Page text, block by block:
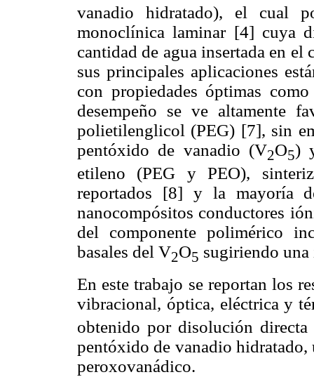
vanadio hidratado), el cual
monoclínica laminar [4] cuya
cantidad de agua insertada en
sus principales aplicaciones
con propiedades óptimas
desempeño se ve altamente
polietilenglicol (PEG) [7], sin
pentóxido de vanadio (V2O5)
etileno (PEG y PEO),
reportados [8] y la mayoría
nanocompósitos conductores
del componente polimérico
basales del V2O5 sugiriendo
En este trabajo se reportan los
vibracional, óptica, eléctrica y
obtenido por disolución
pentóxido de vanadio
peroxovanádico.